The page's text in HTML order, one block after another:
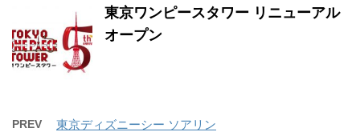
東京ワンピースタワー リニューアル
オープン
PREV 東京ディズニーシー ソアリン